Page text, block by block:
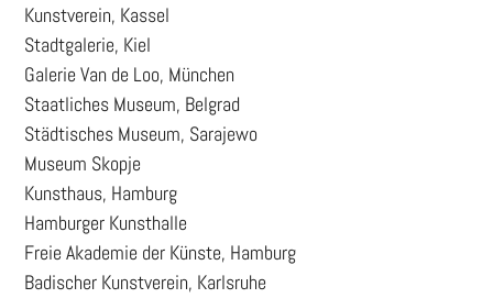
Kunstverein, Kassel
Stadtgalerie, Kiel
Galerie Van de Loo, München
Staatliches Museum, Belgrad
Städtisches Museum, Sarajewo
Museum Skopje
Kunsthaus, Hamburg
Hamburger Kunsthalle
Freie Akademie der Künste, Hamburg
Badischer Kunstverein, Karlsruhe